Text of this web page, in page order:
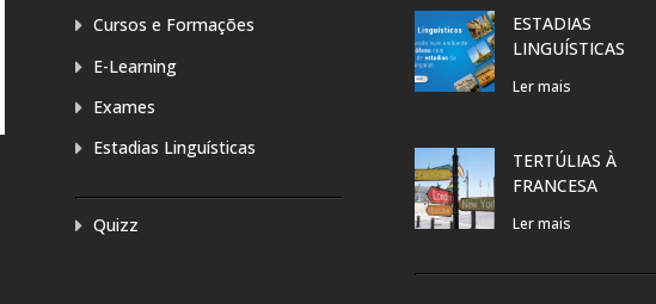
Cursos e Formações
E-Learning
Exames
Estadias Linguísticas
Quizz
ESTADIAS
LINGUÍSTICAS
Ler mais
TERTÚLIAS À
FRANCESA
Ler mais